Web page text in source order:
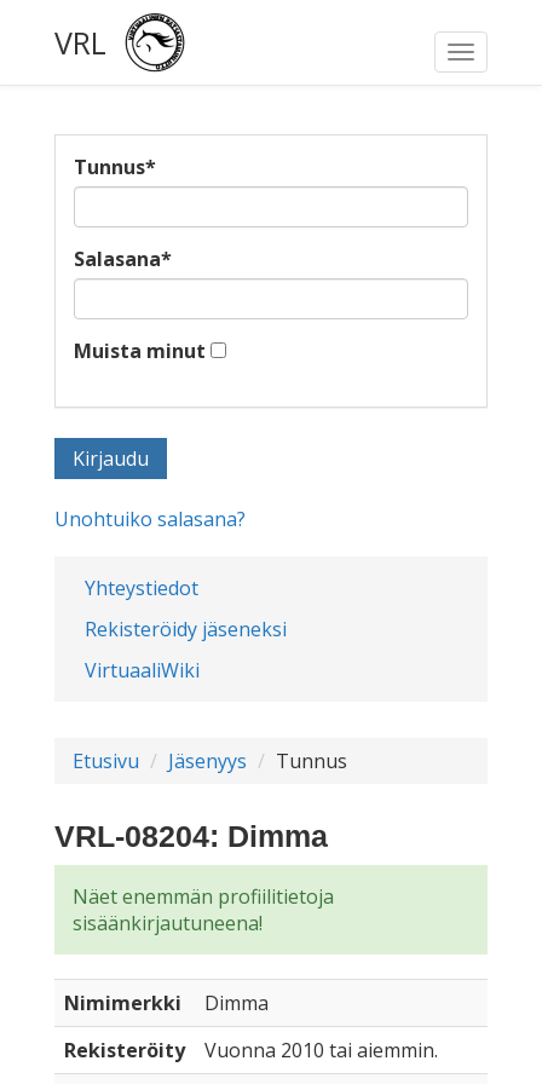
Toggle
VRL
Yhteystiedot
Rekisteröidy jäseneksi
VirtuaaliWiki
Tunnus*
Salasana*
Muista minut
Unohtuiko salasana?
Etusivu Jäsenyys Tunnus
VRL-08204: Dimma
Näet enemmän profiilitietoja
sisäänkirjautuneena!
Nimimerkki
Dimma
Rekisteröity
Vuonna 2010 tai aiemmin.